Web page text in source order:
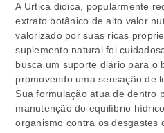
A Urtica dioica, popularmente
extrato botânico de alto valor
valorizado por suas ricas
suplemento natural foi
busca um suporte diário para o
promovendo uma sensação de
Sua formulação atua de dentro
manutenção do equilíbrio
organismo contra os desgastes